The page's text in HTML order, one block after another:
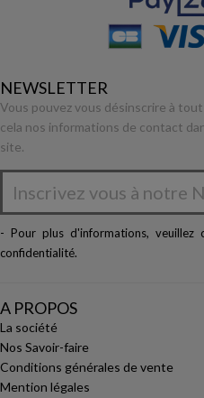
NEWSLETTER
Vous pouvez vous désinscrire à
cela nos informations de contact
site.
- Pour plus d'informations, veuillez
confidentialité.
A PROPOS
La société
Nos Savoir-faire
Conditions générales de vente
Mention légales